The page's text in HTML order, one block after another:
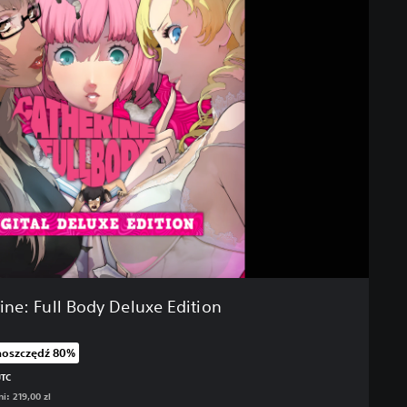
Full Body Deluxe Edition
z oryginalnej ceny wynoszącej 219,00 zl
80%
219,00 zl